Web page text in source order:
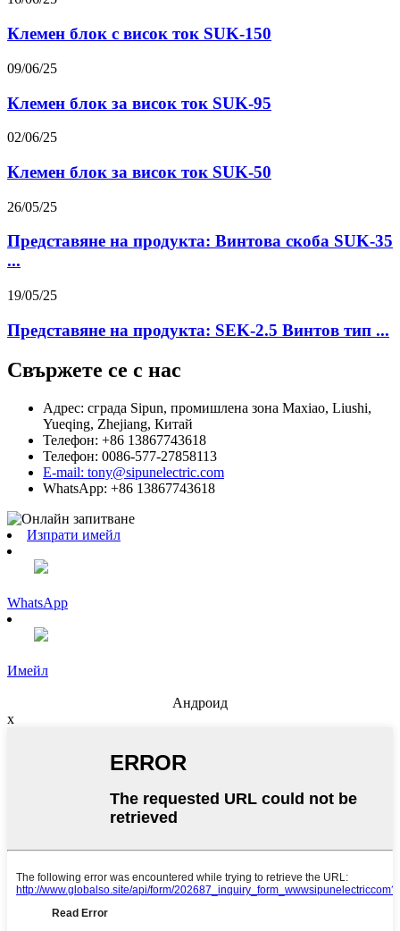
Клемен блок с висок ток SUK-150
09/06/25
Клемен блок за висок ток SUK-95
02/06/25
Клемен блок за висок ток SUK-50
26/05/25
Представяне на продукта: Винтова скоба SUK-35
...
19/05/25
Представяне на продукта: SEK-2.5 Винтов тип ...
Свържете се с нас
Адрес: сграда Sipun, промишлена зона Maxiao, Liushi,
Yueqing, Zhejiang, Китай
Телефон: +86 13867743618
Телефон: 0086-577-27858113
E-mail: tony@sipunelectric.com
WhatsApp: +86 13867743618
Изпрати имейл
WhatsApp
Имейл
Андроид
x